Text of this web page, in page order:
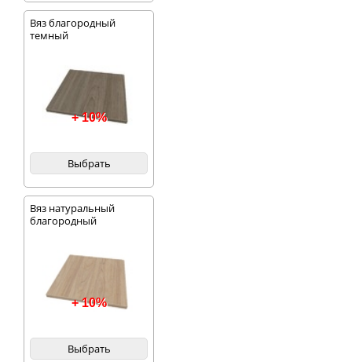
Вяз благородный
темный
+ 10%
Выбрать
Вяз натуральный
благородный
+ 10%
Выбрать